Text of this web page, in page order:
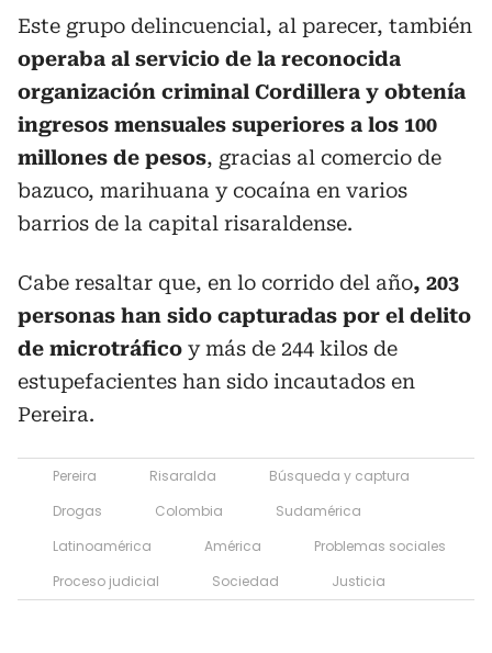
Este grupo delincuencial, al parecer, también
operaba al servicio de la reconocida
organización criminal Cordillera y obtenía
ingresos mensuales superiores a los 100
millones de pesos, gracias al comercio de
bazuco, marihuana y cocaína en varios
barrios de la capital risaraldense.
Cabe resaltar que, en lo corrido del año, 203
personas han sido capturadas por el delito
de microtráfico y más de 244 kilos de
estupefacientes han sido incautados en
Pereira.
Pereira Risaralda
Búsqueda y captura
Drogas
Colombia
Sudamérica
Latinoamérica
América
Problemas sociales
Proceso judicial
Sociedad Justicia